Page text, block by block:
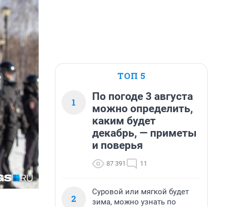
ТОП 5
1
По погоде 3 августа
можно определить,
каким будет
декабрь, — приметы
и поверья
87 391 11
2
Суровой или мягкой будет
зима, можно узнать по